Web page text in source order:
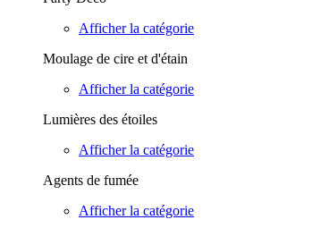
Afficher la catégorie
Moulage de cire et d'étain
Afficher la catégorie
Lumières des étoiles
Afficher la catégorie
Agents de fumée
Afficher la catégorie